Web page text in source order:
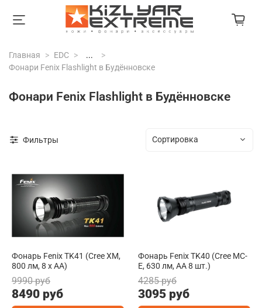
Главная EDC
...
Фонари Fenix Flashlight в Будённовске
Фонари Fenix Flashlight в Будённовске
Фильтры
Фонарь Fenix TK41 (Cree XM,
800 лм, 8 х АА)
9990 руб
8490 руб
Фонарь Fenix TK40 (Cree MC-
E, 630 лм, AA 8 шт.)
4285 руб
3095 руб